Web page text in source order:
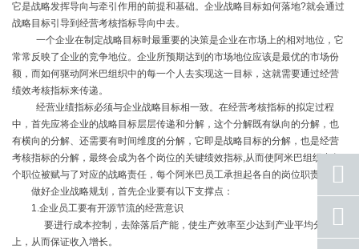
它是战略发挥导向与牵引作用的前提和基础。企业战略目标如何落地?就会通过
战略目标引导到经营考核指标导向中去。
一个企业在制定战略目标时最重要的决策是企业在市场上的相对地位，它
常常反映了企业的竞争地位。企业所预期达到的市场地位应该是最优的市场份
额，而如何驱动阿米巴组织中的每一个人去实现这一目标，这就需要通过经营
绩效考核指标来传递。
经营业绩指标必须与企业战略目标相一致。在经营考核指标的拟定过程
中，首先应将企业的战略目标层层传递和分解，这个分解既有纵向的分解，也
有横向的分解、还需要有时间维度的分解，它即是战略目标的分解，也是经营
考核指标的分解，最终会成为各个岗位的关键绩效指标,从而使阿米巴组织中每
个职位被赋与了对应的战略责任，每个阿米巴员工承担起各自的岗位职责。
做好企业战略规划，首先企业要有以下支撑点：
1.企业员工要有开源节流的经营意识
要进行成本控制，去除落后产能，使生产效率至少达到产业平均分之
上，从而保证收入增长。
座机
号码